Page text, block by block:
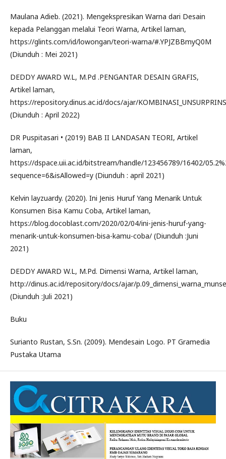
Maulana Adieb. (2021). Mengekspresikan Warna dari Desain
kepada Pelanggan melalui Teori Warna, Artikel laman,
https://glints.com/id/lowongan/teori-warna/#.YPJZBBmyQ0M
(Diunduh : Mei 2021)
DEDDY AWARD W.L, M.Pd .PENGANTAR DESAIN GRAFIS,
Artikel laman,
https://repository.dinus.ac.id/docs/ajar/
(Diunduh : April 2022)
DR Puspitasari • (2019) BAB II LANDASAN TEORI, Artikel
laman,
https://dspace.uii.ac.id/bitstream/handle/123456789/16402/
sequence=6&isAllowed=y (Diunduh : april 2021)
Kelvin layzuardy. (2020). Ini Jenis Huruf Yang Menarik Untuk
Konsumen Bisa Kamu Coba, Artikel laman,
https://blog.docoblast.com/2020/02/04/ini-jenis-huruf-yang-
menarik-untuk-konsumen-bisa-kamu-coba/ (Diunduh :Juni
2021)
DEDDY AWARD W.L, M.Pd. Dimensi Warna, Artikel laman,
http://dinus.ac.id/repository/docs/ajar/
(Diunduh :Juli 2021)
Buku
Surianto Rustan, S.Sn. (2009). Mendesain Logo. PT Gramedia
Pustaka Utama